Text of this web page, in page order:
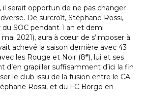
il serait opportun de ne pas changer
De surcroît, Stéphane Rossi,
du SOC pendant 1 an et demi
2021), aura à cœur de s’imposer à
achevé la saison dernière avec 43
les Rouge et Noir (8e), lui et ses
d’en grapiller suffisamment d’ici la fin
le club issu de la fusion entre le CA
Rossi, et du FC Borgo en